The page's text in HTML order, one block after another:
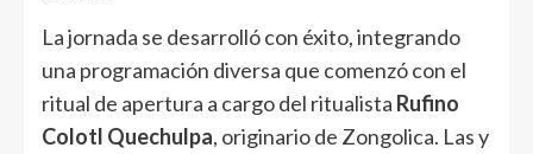
La jornada se desarrolló con éxito, integrando
una programación diversa que comenzó con el
ritual de apertura a cargo del ritualista Rufino
Colotl Quechulpa, originario de Zongolica. Las y